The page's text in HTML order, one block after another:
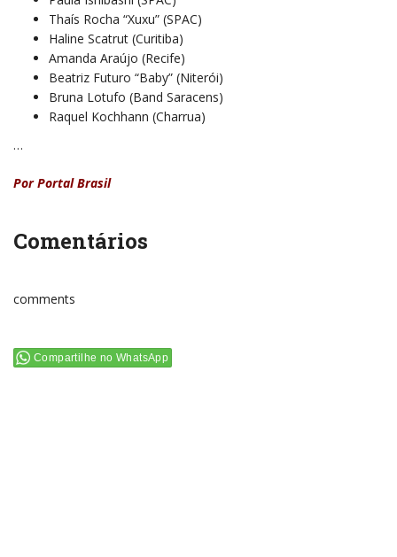
Thaís Rocha “Xuxu” (SPAC)
Haline Scatrut (Curitiba)
Amanda Araújo (Recife)
Beatriz Futuro “Baby” (Niterói)
Bruna Lotufo (Band Saracens)
Raquel Kochhann (Charrua)
…
Por Portal Brasil
Comentários
comments
Compartilhe no WhatsApp